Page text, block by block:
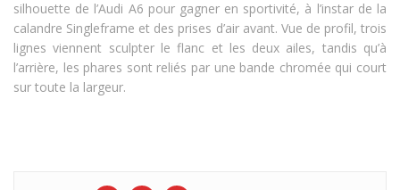
silhouette de l’Audi A6 pour gagner en sportivité, à l’instar de la
calandre Singleframe et des prises d’air avant. Vue de profil, trois
lignes viennent sculpter le flanc et les deux ailes, tandis qu’à
l’arrière, les phares sont reliés par une bande chromée qui court
sur toute la largeur.